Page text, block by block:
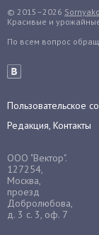
Грядки
Гуава
Декабрист
Дельфиниум
Денежное дерево
Диффенбахия
Драцена
Дыня
© 2015–2026
Красивые и
По всем вопрос
Пользовательское
Редакция, Контакты
ООО "Вектор".
127254,
Москва,
проезд
Добролюбова,
д. 3 с. 3, оф. 7